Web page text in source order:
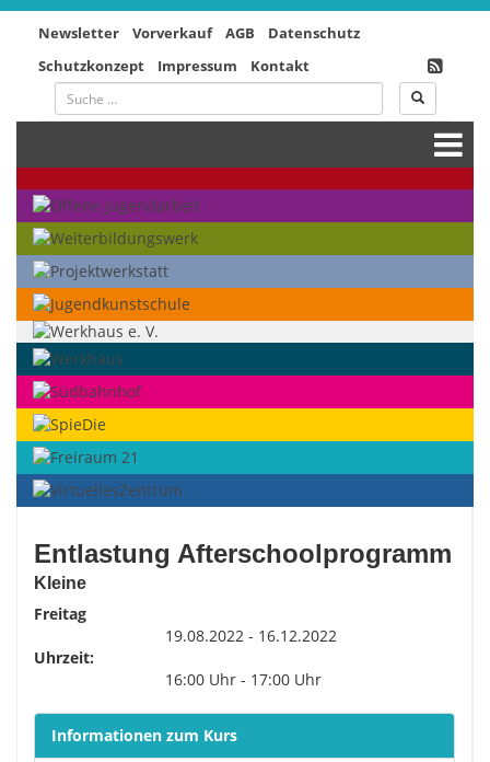
Newsletter Vorverkauf AGB
Datenschutz
Schutzkonzept
Impressum Kontakt
Entlastung Afterschoolprogramm
Kleine
Freitag
19.08.2022 - 16.12.2022
Uhrzeit:
16:00 Uhr - 17:00 Uhr
Informationen zum Kurs